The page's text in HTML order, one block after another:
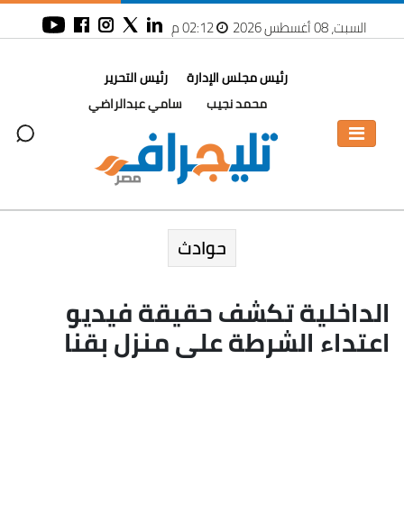
السبت، 08 أغسطس 2026 02:12 م
رئيس مجلس الإدارة
محمد نجيب
رئيس التحرير
سامي عبدالراضي
حوادث
الداخلية تكشف حقيقة فيديو
اعتداء الشرطة على منزل بقنا